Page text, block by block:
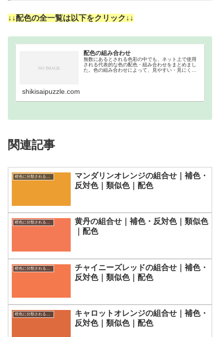
↓↓配色の全一覧は以下をクリック↓↓
配色の組み合わせ
無数にあるとされる色彩の中でも、ネット上で使用
される代表的な色の配色・組み合わせをまとめまし
た。色の組み合わせによって、見やすい・見にくい
shikisaipuzzle.com
関連記事
マンダリンオレンジの組合せ｜補色・
反対色｜類似色｜配色
橙色に分類される色一覧
黄丹の組合せ｜補色・反対色｜類似色
｜配色
チャイニーズレッドの組合せ｜補色・
反対色｜類似色｜配色
橙色に分類される色一覧
キャロットオレンジの組合せ｜補色・
反対色｜類似色｜配色